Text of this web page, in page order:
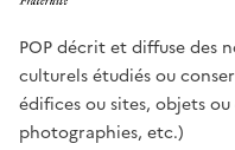
POP décrit et diffuse des
culturels étudiés ou
édifices ou sites, objets
photographies, etc.)